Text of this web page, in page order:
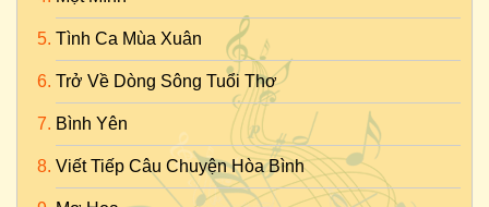
Tình Ca Mùa Xuân
Trở Về Dòng Sông Tuổi Thơ
Bình Yên
Viết Tiếp Câu Chuyện Hòa Bình